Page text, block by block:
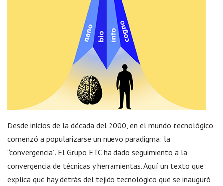
Desde inicios de la década del 2000, en el mundo tecnológico
comenzó a popularizarse un nuevo paradigma: la
“convergencia”. El Grupo ETC ha dado seguimiento a la
convergencia de técnicas y herramientas. Aquí un texto que
explica qué hay detrás del tejido tecnológico que se inauguró